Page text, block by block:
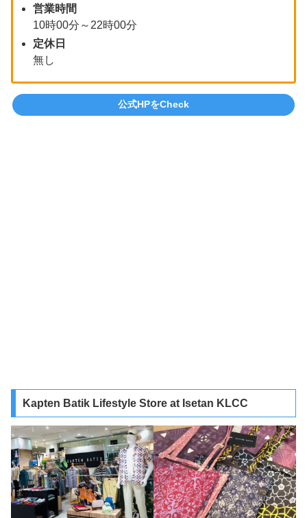
営業時間
10時00分～22時00分
定休日
無し
公式HPをCheck
Kapten Batik Lifestyle Store at Isetan KLCC